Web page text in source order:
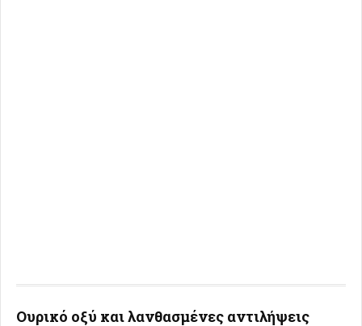
Ουρικό οξύ και λανθασμένες αντιλήψεις